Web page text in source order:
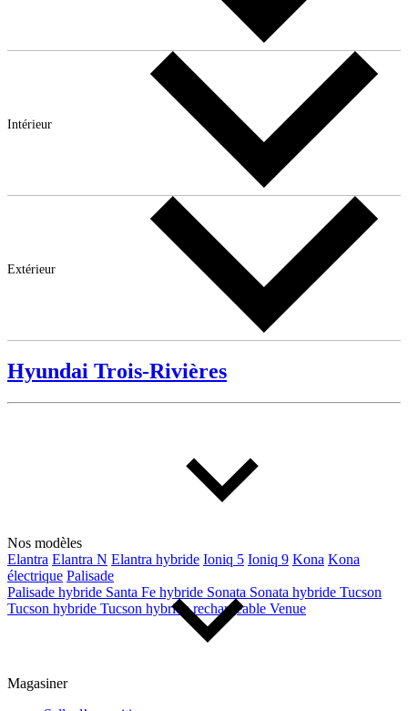
Intérieur
Extérieur
Hyundai Trois-Rivières
Nos modèles
Elantra Elantra N Elantra hybride Ioniq 5 Ioniq 9 Kona Kona
électrique Palisade
Palisade hybride Santa Fe hybride Sonata Sonata hybride Tucson
Tucson hybride Tucson hybride rechargeable Venue
Magasiner